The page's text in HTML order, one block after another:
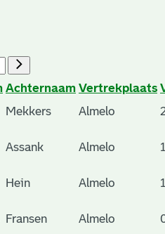
Achternaam Vertrekplaats
Mekkers Almelo
Assank Almelo
Hein Almelo
Fransen Almelo